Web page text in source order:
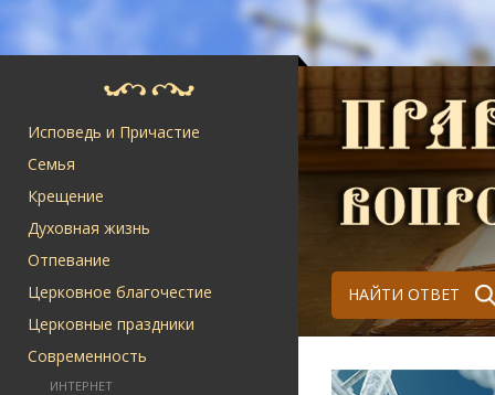
Исповедь и Причастие
Семья
Крещение
Духовная жизнь
Отпевание
Церковное благочестие
Церковные праздники
Современность
ИНТЕРНЕТ
НАЙТИ ОТВЕТ